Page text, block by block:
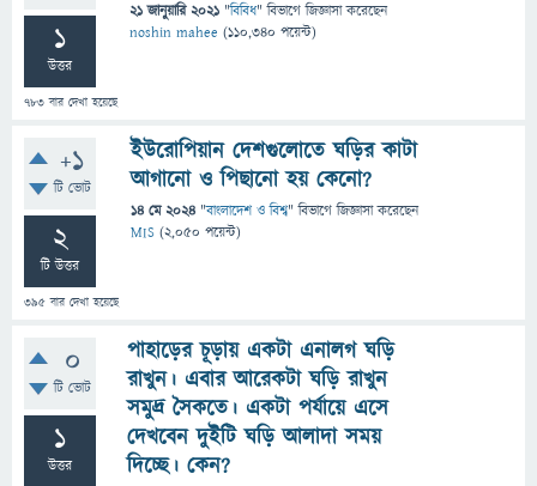
1
উত্তর
783 বার দেখা হয়েছে
21 জানুয়ারি 2021 "বিবিধ" বিভাগে জিজ্ঞাসাকরেছেন
noshin mahee (110,340 পয়েন্ট)
+1
টি ভোট
2
টি উত্তর
395 বার দেখা হয়েছে
ইউরোপিয়ান দেশগুলোতে ঘড়ির কাটা
আগানো ও পিছানো হয় কেনো?
14 মে 2024 "বাংলাদেশ ও বিশ্ব" বিভাগে জিজ্ঞাসাকরেছেন
MIS (2,050 পয়েন্ট)
0
টি ভোট
1
উত্তর
পাহাড়ের চূড়ায় একটা এনালগ ঘড়ি
রাখুন। এবার আরেকটা ঘড়ি রাখুন
সমুদ্র সৈকতে। একটা পর্যায়ে এসে
দেখবেন দুইটি ঘড়ি আলাদা সময়
দিচ্ছে। কেন?